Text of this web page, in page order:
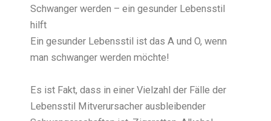
Schwanger werden – ein gesunder Lebensstil
hilft
Ein gesunder Lebensstil ist das A und O, wenn
man schwanger werden möchte!
Es ist Fakt, dass in einer Vielzahl der Fälle der
Lebensstil Mitverursacher ausbleibender